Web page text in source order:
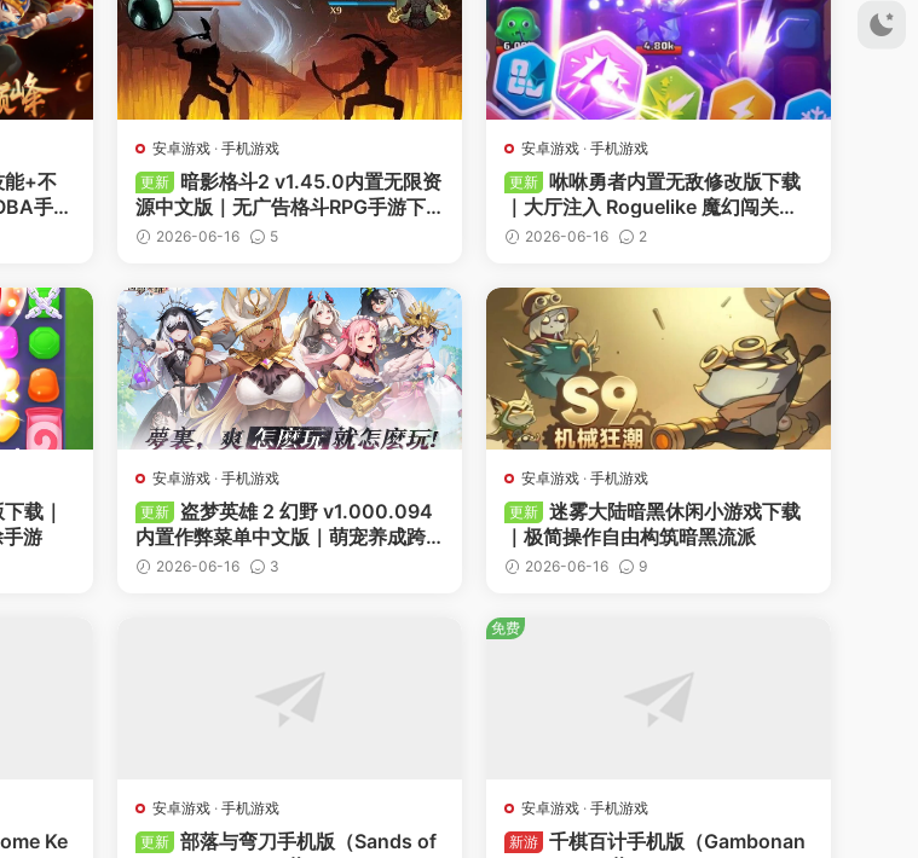
能+不
手游
安卓游戏 · 手机游戏
更新
暗影格斗2 v1.45.0内置无限资
源中文版｜无广告格斗RPG手游下
载 2026-06-16 5
- 收藏 -点赞
安卓游戏 · 手机游戏
更新 咻咻勇者内置无敌修改版下载
｜大厅注入 Roguelike 魔幻闯关手
游中文版
2026-06-16 2
-收藏 -
载｜
游
安卓游戏 · 手机游戏
更新 盗梦英雄 2 幻野 v1.000.094
内置作弊菜单中文版｜萌宠养成跨
时空策略手游下载
2026-06-16 3
安卓游戏 · 手机游戏
更新 迷雾大陆暗黑休闲小游戏下载
｜极简操作自由构筑暗黑流派
2026-06-16 9
-
Ke
安卓游戏 · 手机游戏
更新 部落与弯刀手机版（Sands of
安卓游戏 · 手机游戏
新游 千棋百计手机版（Gambonan
免费